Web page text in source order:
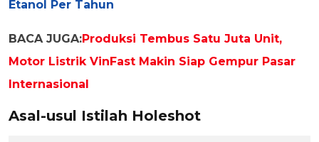
Etanol Per Tahun
BACA JUGA:Produksi Tembus Satu Juta Unit,
Motor Listrik VinFast Makin Siap Gempur Pasar
Internasional
Asal-usul Istilah Holeshot